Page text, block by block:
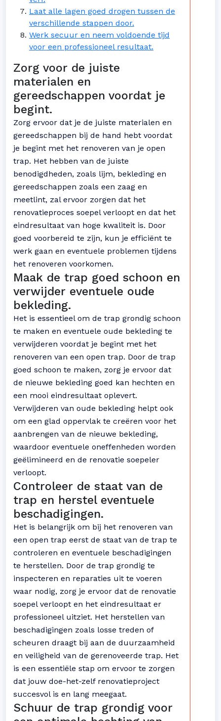
Laat alle lagen goed drogen tussen de
verschillende stappen door.
Werk secuur en neem voldoende tijd
voor een professioneel resultaat.
Zorg voor de juiste
materialen en
gereedschappen voordat je
begint.
Zorg ervoor dat je de juiste materialen en
gereedschappen bij de hand hebt voordat
je begint met het renoveren van je open
trap. Het hebben van de juiste
benodigdheden, zoals lijm, bekleding en
gereedschappen zoals een zaag en
meetlint, zal ervoor zorgen dat het
renovatieproces soepel verloopt en dat het
eindresultaat van hoge kwaliteit is. Door
goed voorbereid te zijn, kun je efficiënt te
werk gaan en eventuele problemen tijdens
het renoveren voorkomen.
Maak de trap goed schoon en
verwijder eventuele oude
bekleding.
Het is essentieel om de trap grondig schoon
te maken en eventuele oude bekleding te
verwijderen voordat je begint met het
renoveren van een open trap. Door de trap
goed schoon te maken, zorg je ervoor dat
de nieuwe bekleding goed kan hechten en
een mooi eindresultaat oplevert.
Verwijderen van oude bekleding helpt ook
om een glad oppervlak te creëren voor het
aanbrengen van de nieuwe bekleding,
waardoor eventuele oneffenheden worden
geëlimineerd en de renovatie soepeler
verloopt.
Controleer de staat van de
trap en herstel eventuele
beschadigingen.
Het is belangrijk om bij het renoveren van
een open trap eerst de staat van de trap te
controleren en eventuele beschadigingen
te herstellen. Door de trap grondig te
inspecteren en reparaties uit te voeren
waar nodig, zorg je ervoor dat de renovatie
soepel verloopt en het eindresultaat er
professioneel uitziet. Het herstellen van
beschadigingen zoals losse treden of
scheuren draagt bij aan de duurzaamheid
en veiligheid van de gerenoveerde trap. Het
is een essentiële stap om ervoor te zorgen
dat jouw doe-het-zelf renovatieproject
succesvol is en lang meegaat.
Schuur de trap grondig voor